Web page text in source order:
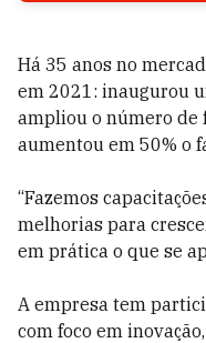
Há 35 anos no
em 2021: inaugurou
ampliou o número de
aumentou em 50% o
“Fazemos
melhorias para
em prática o que se
A empresa tem
com foco em